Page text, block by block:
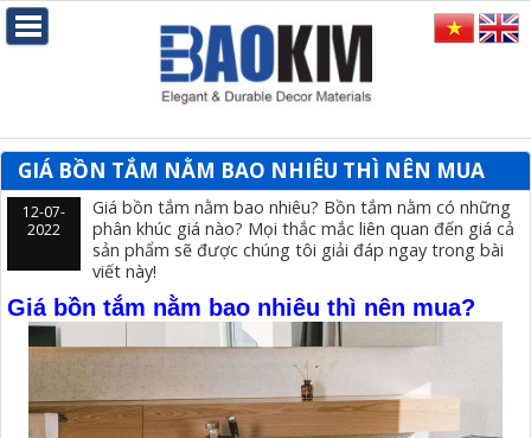
GIÁ BỒN TẮM NẰM BAO NHIÊU THÌ NÊN MUA
12-07-
2022
Giá bồn tắm nằm bao nhiêu? Bồn tắm nằm có những
phân khúc giá nào? Mọi thắc mắc liên quan đến giá cả
sản phẩm sẽ được chúng tôi giải đáp ngay trong bài
viết này!
Giá bồn tắm nằm bao nhiêu thì nên mua?